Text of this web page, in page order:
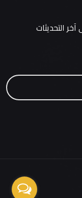
التحديثات